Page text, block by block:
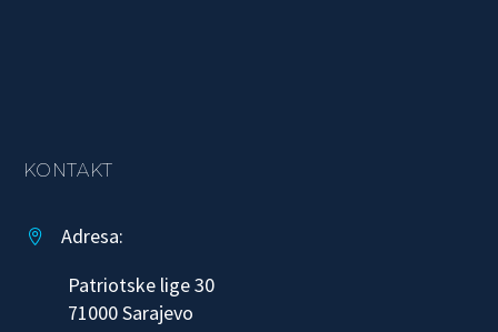
KONTAKT


Adresa:
Patriotske lige 30
71000 Sarajevo